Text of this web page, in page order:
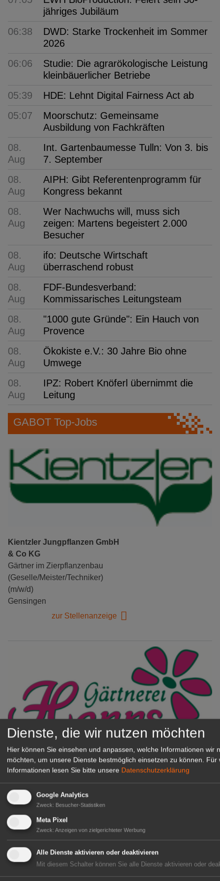
jähriges Jubiläum
06:38
DWD: Starke Trockenheit im Sommer
2026
06:06
Studie: Die agrarökologische Leistung
kleinbäuerlicher Betriebe
05:39
HDE: Lehnt Digital Fairness Act ab
05:07
Moorschutz: Gemeinsame
Ausbildung von Fachkräften
08.
Aug
Int. Gartenbaumesse Tulln: Von 3. bis
7. September
08.
Aug
AIPH: Gibt Referentenprogramm für
Kongress bekannt
08.
Aug
Wer Nachwuchs will, muss sich
zeigen: Martens begeistert 2.000
Besucher
08.
Aug
ifo: Deutsche Wirtschaft
überraschend robust
08.
Aug
FDF-Bundesverband:
Kommissarisches Leitungsteam
08.
Aug
"1000 gute Gründe": Ein Hauch von
Provence
08.
Aug
Ökokiste e.V.: 30 Jahre Bio ohne
Umwege
08.
Aug
IPZ: Robert Knöferl übernimmt die
Leitung
GABOT Top-Jobs
Kientzler Jungpflanzen GmbH
& Co KG
Gärtner im Zierpflanzenbau
(Geselle/Meister/Techniker)
(m/w/d)
Gensingen
zur Stellenanzeige
Gärtnerei Hanns
Mitarbeiter (m/w/d) für unsere
Logistikhalle
zur Stellenanzeige
GABOT Immobilienangebote
1A-Lage, ihre Chance in der
grünen Branche
Dienste, die wir nutzen möchten
Hier können Sie einsehen und anpassen, welche Informationen wir
möchten, um unsere Dienste bestmöglich einsetzen zu können. Für
Informationen lesen Sie bitte unsere Datenschutzerklärung
Google Analytics
Zweck: Besucher-Statistiken
Meta Pixel
Zweck: Anzeigen von zielgerichteter Werbung
Alle Dienste aktivieren oder deaktivieren
Mit diesem Schalter können Sie alle Dienste aktivieren oder